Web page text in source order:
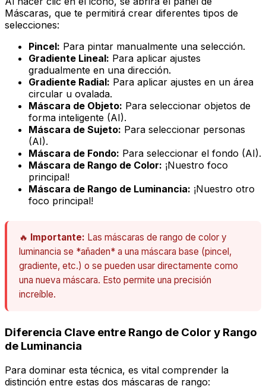
Máscaras, que te permitirá crear diferentes tipos de
selecciones:
Pincel: Para pintar manualmente una selección.
Gradiente Lineal: Para aplicar ajustes
gradualmente en una dirección.
Gradiente Radial: Para aplicar ajustes en un área
circular u ovalada.
Máscara de Objeto: Para seleccionar objetos de
forma inteligente (AI).
Máscara de Sujeto: Para seleccionar personas
(AI).
Máscara de Fondo: Para seleccionar el fondo (AI).
Máscara de Rango de Color: ¡Nuestro foco
principal!
Máscara de Rango de Luminancia: ¡Nuestro otro
foco principal!
🔥 Importante: Las máscaras de rango de color y
luminancia se *añaden* a una máscara base (pincel,
gradiente, etc.) o se pueden usar directamente como
una nueva máscara. Esto permite una precisión
increíble.
Diferencia Clave entre Rango de Color y Rango
de Luminancia
Para dominar esta técnica, es vital comprender la
distinción entre estas dos máscaras de rango: